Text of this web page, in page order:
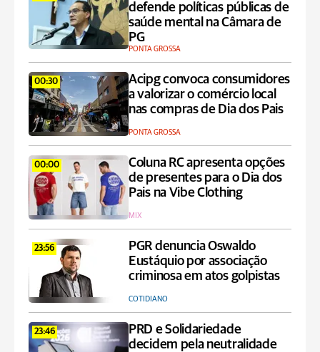
defende políticas públicas de
saúde mental na Câmara de
PG
PONTA GROSSA
00:30
Acipg convoca consumidores
a valorizar o comércio local
nas compras de Dia dos Pais
PONTA GROSSA
00:00
Coluna RC apresenta opções
de presentes para o Dia dos
Pais na Vibe Clothing
MIX
23:56
PGR denuncia Oswaldo
Eustáquio por associação
criminosa em atos golpistas
COTIDIANO
23:46
PRD e Solidariedade
decidem pela neutralidade